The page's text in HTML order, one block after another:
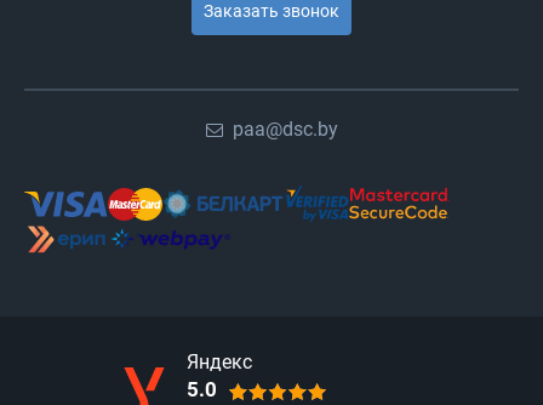
Заказать звонок
paa@dsc.by
Яндекс
5.0